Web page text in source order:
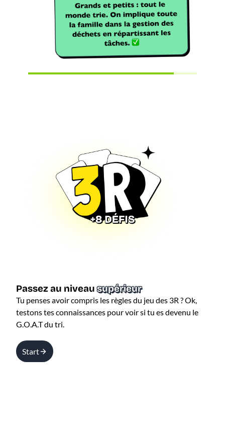
Passez au niveau supérieur
Tu penses avoir compris les règles du jeu des 3R ? Ok,
testons tes connaissances pour voir si tu es devenu le
G.O.A.T du tri.
Start